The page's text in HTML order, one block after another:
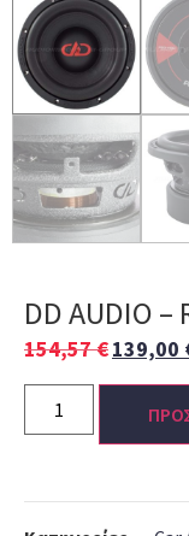
DD AUDIO –
154,57€139,00